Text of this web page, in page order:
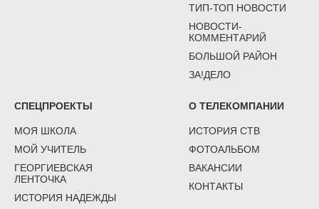
ТИП-ТОП НОВОСТИ
НОВОСТИ-
КОММЕНТАРИЙ
БОЛЬШОЙ РАЙОН
ЗА!ДЕЛО
СПЕЦПРОЕКТЫ
МОЯ ШКОЛА
МОЙ УЧИТЕЛЬ
ГЕОРГИЕВСКАЯ
ЛЕНТОЧКА
ИСТОРИЯ НАДЕЖДЫ
О ТЕЛЕКОМПАНИИ
ИСТОРИЯ СТВ
ФОТОАЛЬБОМ
ВАКАНСИИ
КОНТАКТЫ